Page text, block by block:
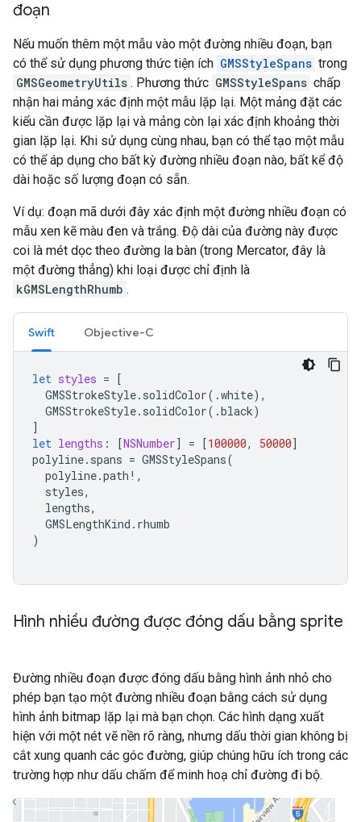
đoạn
Nếu muốn thêm một mẫu vào một đường nhiều đoạn, bạn
có thể sử dụng phương thức tiện ích GMSStyleSpans trong
GMSGeometryUtils . Phương thức GMSStyleSpans chấp
nhận hai mảng xác định một mẫu lặp lại. Một mảng đặt các
kiểu cần được lặp lại và mảng còn lại xác định khoảng thời
gian lặp lại. Khi sử dụng cùng nhau, bạn có thể tạo một mẫu
có thể áp dụng cho bất kỳ đường nhiều đoạn nào, bất kể độ
dài hoặc số lượng đoạn có sẵn.
Ví dụ: đoạn mã dưới đây xác định một đường nhiều đoạn có
mẫu xen kẽ màu đen và trắng. Độ dài của đường này được
coi là mét dọc theo đường la bàn (trong Mercator, đây là
một đường thẳng) khi loại được chỉ định là
kGMSLengthRhumb .
Swift Objective-C
let styles =
[
GMSStrokeStyle. solidColor(.white),
GMSStrokeStyle. solidColor(.black)
]
let lengths : [NSNumber] = [100000, 50000]
polyline. spans = GMSStyleSpans(
polyline.path !,
styles,
lengths,
GMSLengthKind . rhumb
)
Hình nhiều đường được đóng dấu bằng sprite
Đường nhiều đoạn được đóng dấu bằng hình ảnh nhỏ cho
phép bạn tạo một đường nhiều đoạn bằng cách sử dụng
hình ảnh bitmap lặp lại mà bạn chọn. Các hình dạng xuất
hiện với một nét vẽ nền rõ ràng, nhưng dấu thời gian không bị
cắt xung quanh các góc đường, giúp chúng hữu ích trong các
trường hợp như dấu chấm để minh hoạ chỉ đường đi bộ.